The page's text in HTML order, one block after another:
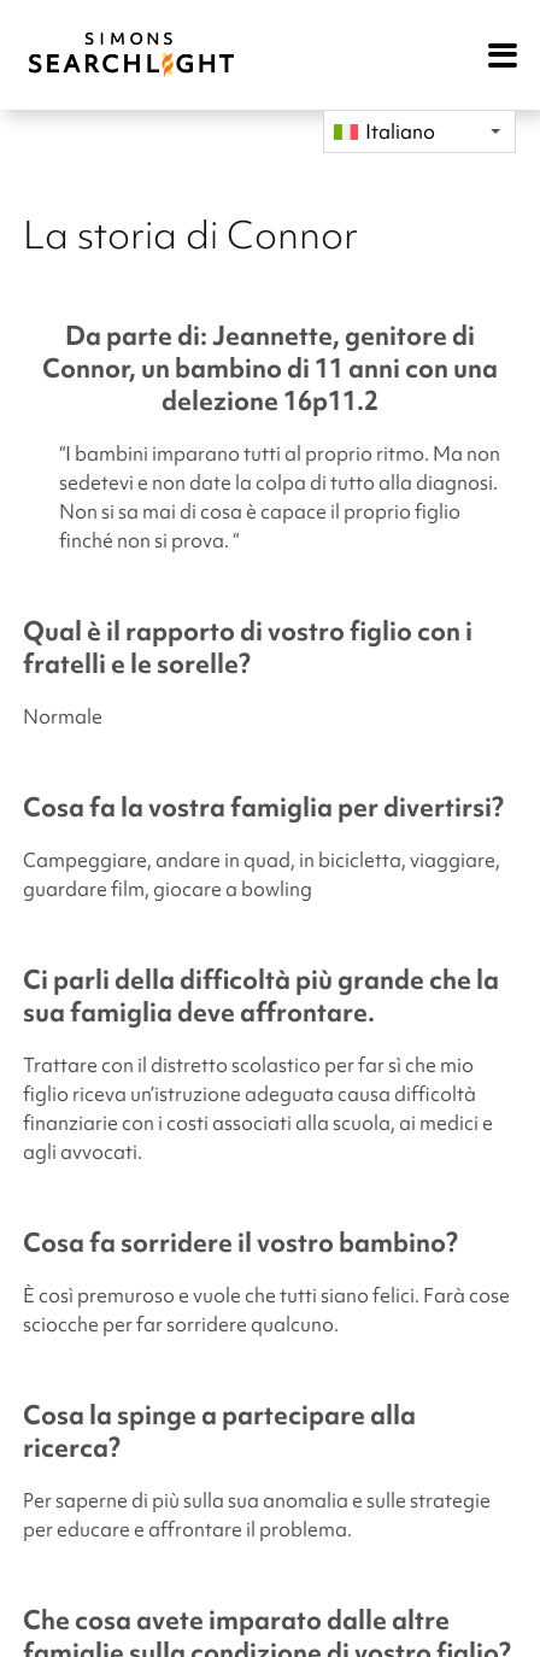
Open
Italiano
La storia di Connor
Da parte di: Jeannette, genitore di
Connor, un bambino di 11 anni con una
delezione 16p11.2
“I bambini imparano tutti al proprio ritmo. Ma non
sedetevi e non date la colpa di tutto alla diagnosi.
Non si sa mai di cosa è capace il proprio figlio
finché non si prova. “
Qual è il rapporto di vostro figlio con i
fratelli e le sorelle?
Normale
Cosa fa la vostra famiglia per divertirsi?
Campeggiare, andare in quad, in bicicletta, viaggiare,
guardare film, giocare a bowling
Ci parli della difficoltà più grande che la
sua famiglia deve affrontare.
Trattare con il distretto scolastico per far sì che mio
figlio riceva un’istruzione adeguata causa difficoltà
finanziarie con i costi associati alla scuola, ai medici e
agli avvocati.
Cosa fa sorridere il vostro bambino?
È così premuroso e vuole che tutti siano felici. Farà cose
sciocche per far sorridere qualcuno.
Cosa la spinge a partecipare alla
ricerca?
Per saperne di più sulla sua anomalia e sulle strategie
per educare e affrontare il problema.
Che cosa avete imparato dalle altre